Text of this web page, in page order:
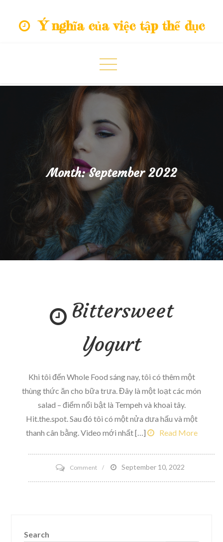
Ý nghĩa của việc tập thể dục
Month:September 2022
Bittersweet
Yogurt
Khi tôi đến Whole Food sáng nay, tôi có thêm một
thùng thức ăn cho bữa trưa. Đây là một loạt các món
salad – điểm nổi bật là Tempeh và khoai tây.
Hit.the.spot. Sau đó tôi có một nửa dưa hấu và một
thanh cân bằng. Video mới nhất […]
Read More
Commenton
Bittersweet
September 10, 2022
Search